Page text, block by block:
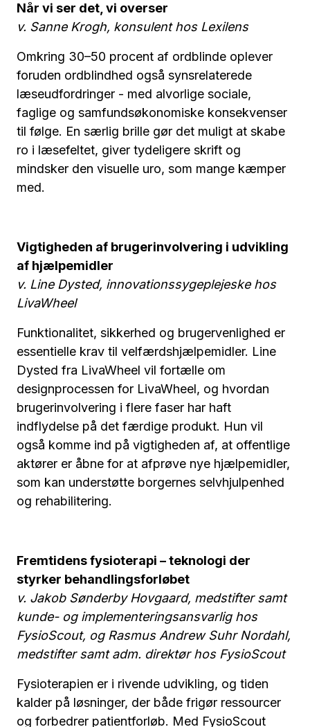
Når vi ser det, vi overser
v. Sanne Krogh, konsulent hos Lexilens
Omkring 30–50 procent af ordblinde oplever
foruden ordblindhed også synsrelaterede
læseudfordringer - med alvorlige sociale,
faglige og samfundsøkonomiske konsekvenser
til følge. En særlig brille gør det muligt at skabe
ro i læsefeltet, giver tydeligere skrift og
mindsker den visuelle uro, som mange kæmper
med.
Vigtigheden af brugerinvolvering i udvikling
af hjælpemidler
v. Line Dysted, innovationssygeplejeske hos
LivaWheel
Funktionalitet, sikkerhed og brugervenlighed er
essentielle krav til velfærdshjælpemidler. Line
Dysted fra LivaWheel vil fortælle om
designprocessen for LivaWheel, og hvordan
brugerinvolvering i flere faser har haft
indflydelse på det færdige produkt. Hun vil
også komme ind på vigtigheden af, at offentlige
aktører er åbne for at afprøve nye hjælpemidler,
som kan understøtte borgernes selvhjulpenhed
og rehabilitering.
Fremtidens fysioterapi – teknologi der
styrker behandlingsforløbet
v. Jakob Sønderby Hovgaard, medstifter samt
kunde- og implementeringsansvarlig hos
FysioScout, og Rasmus Andrew Suhr Nordahl,
medstifter samt adm. direktør hos FysioScout
Fysioterapien er i rivende udvikling, og tiden
kalder på løsninger, der både frigør ressourcer
og forbedrer patientforløb. Med FysioScout